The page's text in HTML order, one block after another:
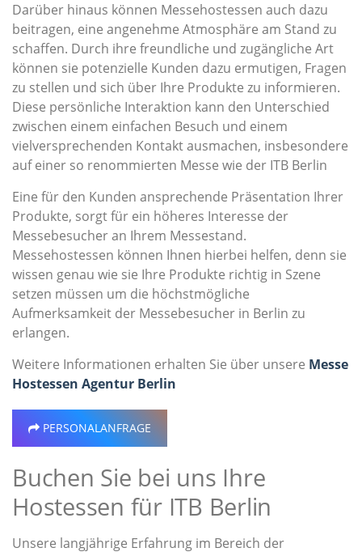
Darüber hinaus können Messehostessen auch dazu
beitragen, eine angenehme Atmosphäre am Stand zu
schaffen. Durch ihre freundliche und zugängliche Art
können sie potenzielle Kunden dazu ermutigen, Fragen
zu stellen und sich über Ihre Produkte zu informieren.
Diese persönliche Interaktion kann den Unterschied
zwischen einem einfachen Besuch und einem
vielversprechenden Kontakt ausmachen, insbesondere
auf einer so renommierten Messe wie der ITB Berlin
Eine für den Kunden ansprechende Präsentation Ihrer
Produkte, sorgt für ein höheres Interesse der
Messebesucher an Ihrem Messestand.
Messehostessen können Ihnen hierbei helfen, denn sie
wissen genau wie sie Ihre Produkte richtig in Szene
setzen müssen um die höchstmögliche
Aufmerksamkeit der Messebesucher in Berlin zu
erlangen.
Weitere Informationen erhalten Sie über unsere Messe
Hostessen Agentur Berlin
PERSONALANFRAGE
Buchen Sie bei uns Ihre
Hostessen für ITB Berlin
Unsere langjährige Erfahrung im Bereich der